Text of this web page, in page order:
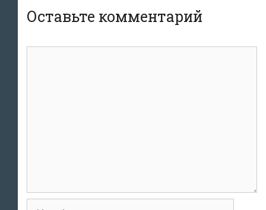
Оставьте комментарий
Имя